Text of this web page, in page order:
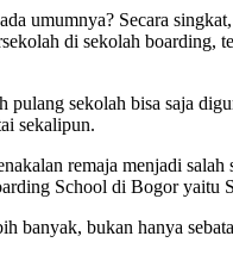
umumnya? Secara
di sekolah
pulang sekolah bisa saja
sekalipun.
remaja menjadi
School di Bogor
bukan hanya